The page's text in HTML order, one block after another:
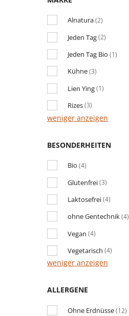
Alnatura(2)
Jeden Tag(2)
Jeden Tag Bio (1)
Kühne(3)
Lien Ying(1)
Rizes(3)
weniger anzeigen
BESONDERHEITEN
Bio (4)
Glutenfrei(3)
Laktosefrei(4)
ohne Gentechnik(4)
Vegan (4)
Vegetarisch (4)
weniger anzeigen
ALLERGENE
Ohne Erdnüsse(12)